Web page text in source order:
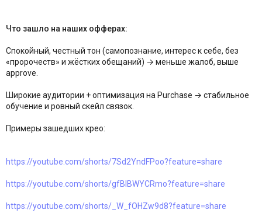
Что зашло на наших офферах:
Спокойный, честный тон (самопознание, интерес к себе, без
«пророчеств» и жёстких обещаний) → меньше жалоб, выше
approve.
Широкие аудитории + оптимизация на Purchase → стабильное
обучение и ровный скейл связок.
Примеры зашедших крео:
https://youtube.com/shorts/7Sd2YndFPoo?feature=share
https://youtube.com/shorts/gfBlBWYCRmo?feature=share
https://youtube.com/shorts/_W_fOHZw9d8?feature=share